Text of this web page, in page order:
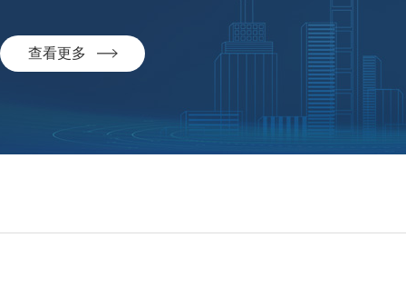
查看更多